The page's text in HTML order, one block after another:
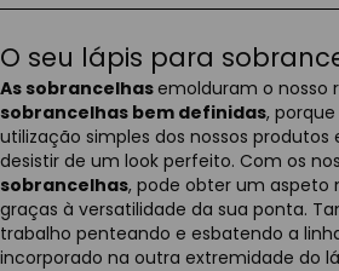
O seu lápis para
As sobrancelhasemolduram o nosso
sobrancelhas bem definidas,
utilização simples dos nossos
desistir de um look perfeito. Com os
sobrancelhas, pode obter um aspeto
graças à versatilidade da sua ponta.
trabalho penteando e esbatendo a
incorporado na outra extremidade do